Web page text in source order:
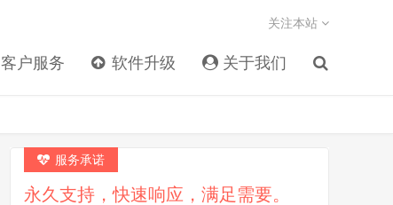
客户服务 软件升级 关于我们
关注本站
服务承诺
永久支持，快速响应，满足需要。